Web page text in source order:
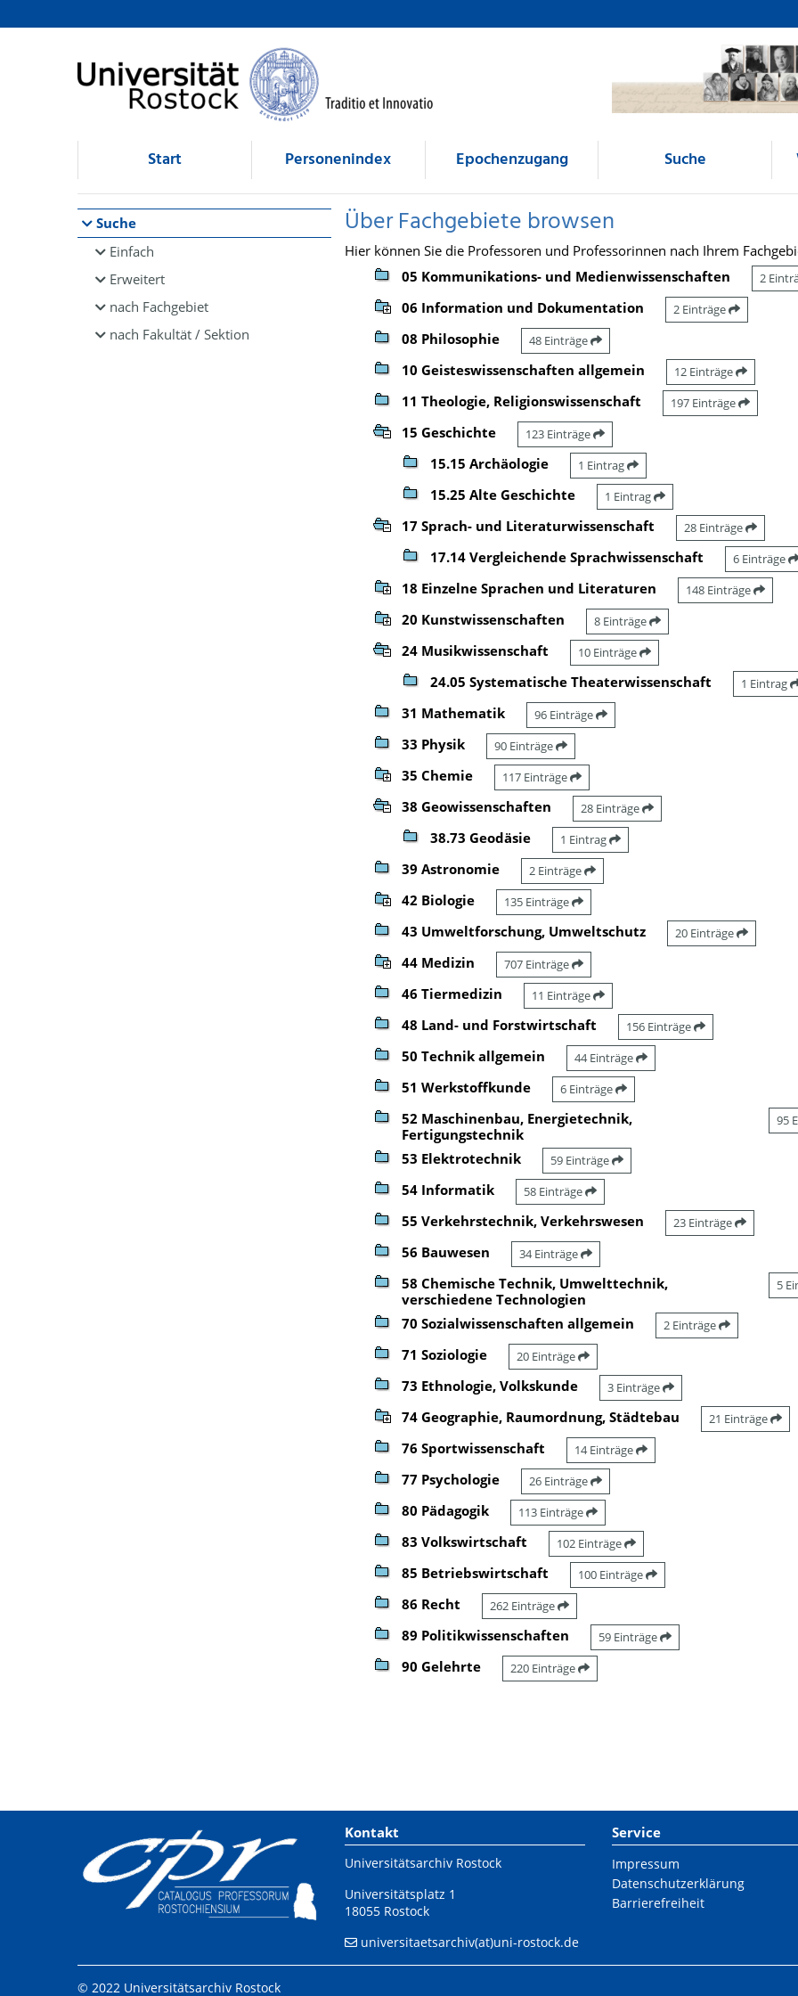
Browsen
direkt zum Inhalt
Start Personenindex Epochenzugang Suche
Suche
Einfach
Erweitert
nach Fachgebiet
nach Fakultät / Sektion
Über Fachgebiete browsen
Hier können Sie die Professoren und Professorinnen nach Ihrem
05 Kommunikations- und Medienwissenschaften
2
06 Information und Dokumentation 2 Einträge
08 Philosophie 48 Einträge
10 Geisteswissenschaften allgemein 12 Einträge
11 Theologie, Religionswissenschaft 197 Einträge
15 Geschichte 123 Einträge
15.15 Archäologie 1 Eintrag
15.25 Alte Geschichte 1 Eintrag
17 Sprach- und Literaturwissenschaft 28 Einträge
17.14 Vergleichende Sprachwissenschaft 6 Einträge
18 Einzelne Sprachen und Literaturen 148 Einträge
20 Kunstwissenschaften 8 Einträge
24 Musikwissenschaft 10 Einträge
24.05 Systematische Theaterwissenschaft 1 Eintrag
31 Mathematik 96 Einträge
33 Physik 90 Einträge
35 Chemie 117 Einträge
38 Geowissenschaften 28 Einträge
38.73 Geodäsie 1 Eintrag
39 Astronomie 2 Einträge
42 Biologie 135 Einträge
43 Umweltforschung, Umweltschutz 20 Einträge
44 Medizin 707 Einträge
46 Tiermedizin 11 Einträge
48 Land- und Forstwirtschaft 156 Einträge
50 Technik allgemein 44 Einträge
51 Werkstoffkunde 6 Einträge
52 Maschinenbau, Energietechnik,
Fertigungstechnik
95
53 Elektrotechnik 59 Einträge
54 Informatik 58 Einträge
55 Verkehrstechnik, Verkehrswesen 23 Einträge
56 Bauwesen 34 Einträge
58 Chemische Technik, Umwelttechnik,
verschiedene Technologien
5
70 Sozialwissenschaften allgemein 2 Einträge
71 Soziologie 20 Einträge
73 Ethnologie, Volkskunde 3 Einträge
74 Geographie, Raumordnung, Städtebau 21 Einträge
76 Sportwissenschaft 14 Einträge
77 Psychologie 26 Einträge
80 Pädagogik 113 Einträge
83 Volkswirtschaft 102 Einträge
85 Betriebswirtschaft 100 Einträge
86 Recht 262 Einträge
89 Politikwissenschaften 59 Einträge
90 Gelehrte 220 Einträge
Kontakt
Universitätsarchiv Rostock
Universitätsplatz 1
18055 Rostock
universitaetsarchiv(at)uni-rostock.de
Service
Impressum
Datenschutzerklärung
Barrierefreiheit
© 2022 Universitätsarchiv Rostock